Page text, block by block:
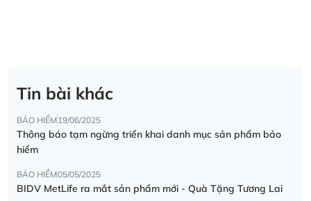
Tin bài khác
BẢO HIỂM19/06/2025
Thông báo tạm ngừng triển khai danh mục sản phẩm bảo
hiểm
BẢO HIỂM05/05/2025
BIDV MetLife ra mắt sản phẩm mới - Quà Tặng Tương Lai